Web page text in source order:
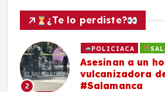
¿Te lo perdiste?
2
POLICIACA
Asesinan a un
vulcanizadora
#Salamanca